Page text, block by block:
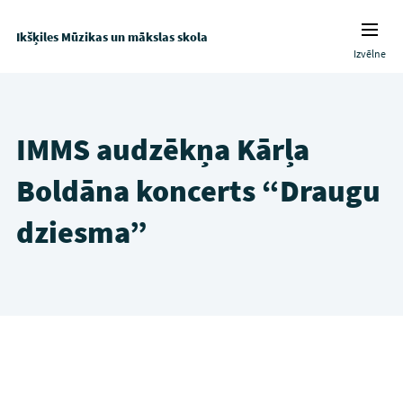
Ikšķiles Mūzikas un mākslas skola
Izvēlne
IMMS audzēkņa Kārļa
Boldāna koncerts “Draugu
dziesma”